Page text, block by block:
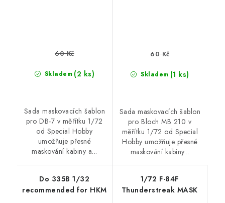
Skladem (2 ks)
60 Kč
Sada maskovacích šablon
pro DB-7 v měřítku 1/72
od Special Hobby
umožňuje přesné
maskování kabiny a...
Skladem (1 ks)
60 Kč
Sada maskovacích šablon
pro Bloch MB 210 v
měřítku 1/72 od Special
Hobby umožňuje přesné
maskování kabiny...
Do 335B 1/32
recommended for HKM
1/72 F-84F
Thunderstreak MASK